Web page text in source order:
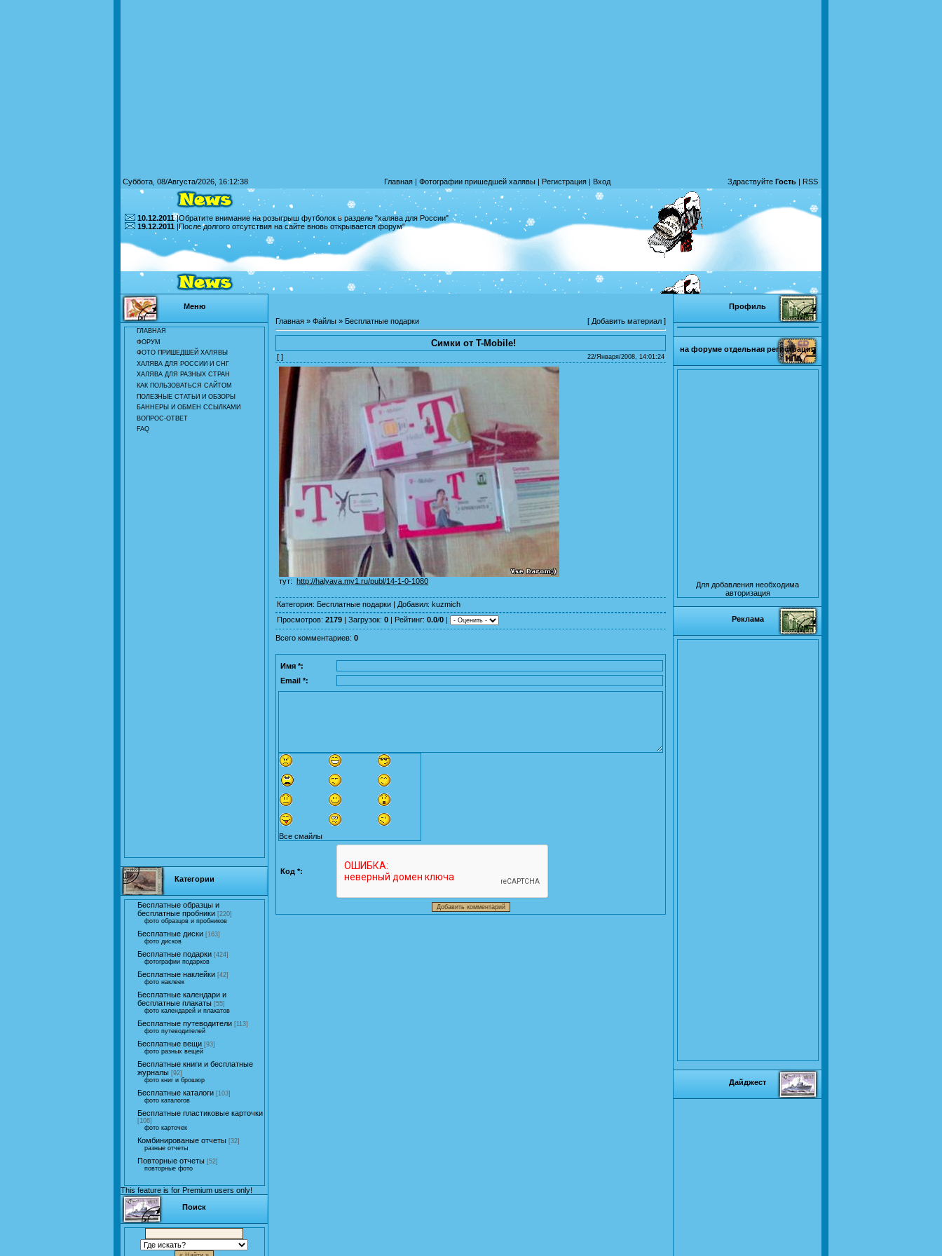
Суббота, 08/Августа/2026, 16:12:38 Главная | Фотографии пришедшей халявы | Регистрация | Вход Здраствуйте Гость | RSS
10.12.2011|Обратите внимание на розыгрыш футболок в разделе "халява для России"
19.12.2011 |После долгого отсутствия на сайте вновь открывается форум"
Меню
ГЛАВНАЯ
ФОРУМ
ФОТО ПРИШЕДШЕЙ ХАЛЯВЫ
ХАЛЯВА ДЛЯ РОССИИ И СНГ
ХАЛЯВА ДЛЯ РАЗНЫХ СТРАН
КАК ПОЛЬЗОВАТЬСЯ САЙТОМ
ПОЛЕЗНЫЕ СТАТЬИ И ОБЗОРЫ
БАННЕРЫ И ОБМЕН ССЫЛКАМИ
ВОПРОС-ОТВЕТ
FAQ
Категории
Бесплатные образцы и
бесплатные пробники [220]
фото образцов и пробников
Бесплатные диски [163]
фото дисков
Бесплатные подарки [424]
фотографии подарков
Бесплатные наклейки [42]
фото наклеек
Бесплатные календари и
бесплатные плакаты [55]
фото календарей и плакатов
Бесплатные путеводители [113]
фото путеводителей
Бесплатные вещи [93]
фото разных вещей
Бесплатные книги и бесплатные
журналы [92]
фото книг и брошюр
Бесплатные каталоги [103]
фото каталогов
Бесплатные пластиковые карточки
[106]
фото карточек
Комбинированые отчеты [32]
разные отчеты
Повторные отчеты [52]
повторные фото
This feature is for Premium users only!
Поиск
Главная » Файлы » Бесплатные подарки [ Добавить материал ]
Симки от T-Mobile!
[ ] 22/Января/2008, 14:01:24
тут: http://halyava.my1.ru/publ/14-1-0-1080
Категория: Бесплатные подарки | Добавил: kuzmich
Просмотров: 2179 | Загрузок: 0 | Рейтинг: 0.0/0 |
Всего комментариев: 0
Имя *:
Email *:
Все смайлы
Код *:
Профиль
на форуме отдельная регистрация
Для добавления необходима
авторизация
Реклама
Дайджест